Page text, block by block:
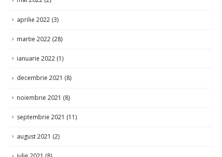
martie 2022
ianuarie 2022(1)
decembrie 2021
noiembrie 2021 (8)
septembrie 2021
august 2021 (2)
iulie 2021(8)
iunie 2021 (11)